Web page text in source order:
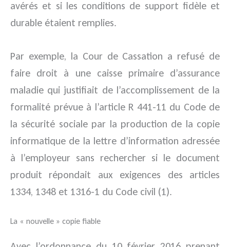
avérés et si les conditions de support fidèle et
durable étaient remplies.
Par exemple, la Cour de Cassation a refusé de
faire droit à une caisse primaire d’assurance
maladie qui justifiait de l’accomplissement de la
formalité prévue à l’article R 441-11 du Code de
la sécurité sociale par la production de la copie
informatique de la lettre d’information adressée
à l’employeur sans rechercher si le document
produit répondait aux exigences des articles
1334, 1348 et 1316-1 du Code civil (1).
La « nouvelle » copie fiable